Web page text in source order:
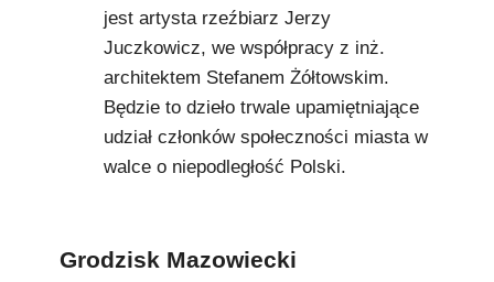
jest artysta rzeźbiarz Jerzy
Juczkowicz, we współpracy z inż.
architektem Stefanem Żółtowskim.
Będzie to dzieło trwale upamiętniające
udział członków społeczności miasta w
walce o niepodległość Polski.
Grodzisk Mazowiecki